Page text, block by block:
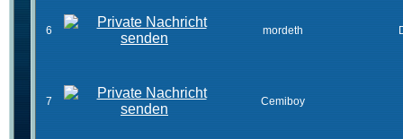
6 mordeth
7 Cemiboy